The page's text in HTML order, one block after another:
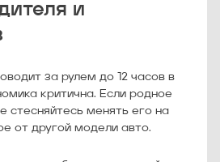
и
за рулем до 12 часов в
критична. Если родное
стесняйтесь менять его на
от другой модели авто.